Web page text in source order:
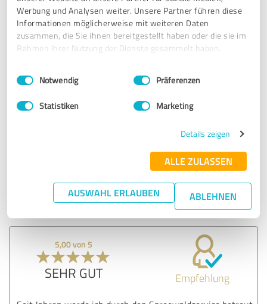
Werbung und Analysen weiter. Unsere Partner führen diese
Informationen möglicherweise mit weiteren Daten
zusammen, die Sie ihnen bereitgestellt haben oder die sie im
Rahmen Ihrer Nutzung der Dienste gesammelt haben.
Impressum Datenschutzbestimmungen
Einwilligungsauswahl
Notwendig Präferenzen
Statistiken Marketing
Details zeigen
ALLE ZULASSEN
AUSWAHL ERLAUBEN ABLEHNEN
5,00 von 5
Leistungen anzubieten
Spreewald-Service Finanzberatung GmbH &
05.08.2025 Anonym
5,00 von 5
SEHR GUT Empfehlung